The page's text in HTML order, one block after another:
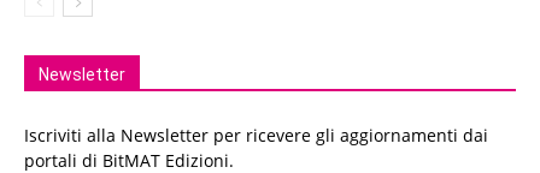
Newsletter
Iscriviti alla Newsletter per ricevere gli aggiornamenti dai
portali di BitMAT Edizioni.